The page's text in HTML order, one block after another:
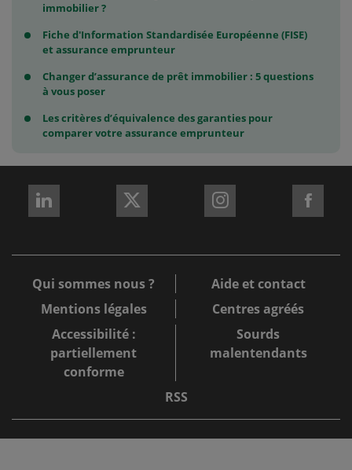
immobilier ?
Fiche d'Information Standardisée Européenne (FISE)
et assurance emprunteur
Changer d’assurance de prêt immobilier : 5 questions
à vous poser
Les critères d’équivalence des garanties pour
comparer votre assurance emprunteur
Qui sommes nous ?
Aide et contact
Mentions légales
Centres agréés
Accessibilité :
partiellement
conforme
Sourds
malentendants
RSS